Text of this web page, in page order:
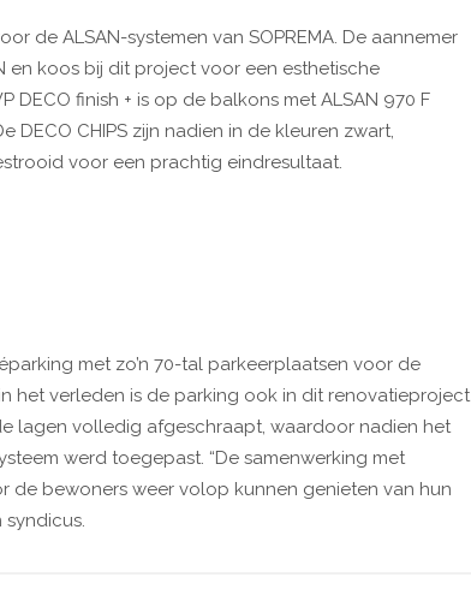
de ALSAN-systemen van SOPREMA. De aannemer
en koos bij dit project voor een esthetische
DECO finish + is op de balkons met ALSAN 970 F
DECO CHIPS zijn nadien in de kleuren zwart,
voor een prachtig eindresultaat.
met zo’n 70-tal parkeerplaatsen voor de
het verleden is de parking ook in dit renovatieproject
lagen volledig afgeschraapt, waardoor nadien het
werd toegepast. “De samenwerking met
de bewoners weer volop kunnen genieten van hun